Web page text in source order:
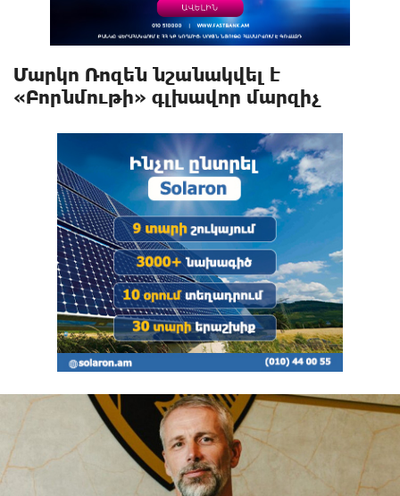
Մարկո Ռոզեն նշանակվել է
«Բորնմութի» գլխավոր մարզիչ